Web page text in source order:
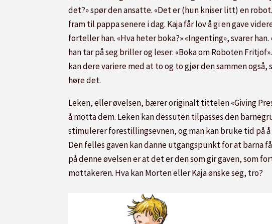
det?» spør den ansatte. «Det er (hun kniser litt) en
fram til pappa senere i dag. Kaja får lov å gi en gave
forteller han. «Hva heter boka?» «Ingenting», svarer
han tar på seg briller og leser: «Boka om Roboten
kan dere variere med at to og to gjør den sammen
høre det.
Leken, eller øvelsen, bærer originalt tittelen «Giving
å motta dem. Leken kan dessuten tilpasses den
stimulerer forestillingsevnen, og man kan bruke tid på
Den felles gaven kan danne utgangspunkt for at
på denne øvelsen er at det er den som gir gaven, som
mottakeren. Hva kan Morten eller Kaja ønske seg, tro?